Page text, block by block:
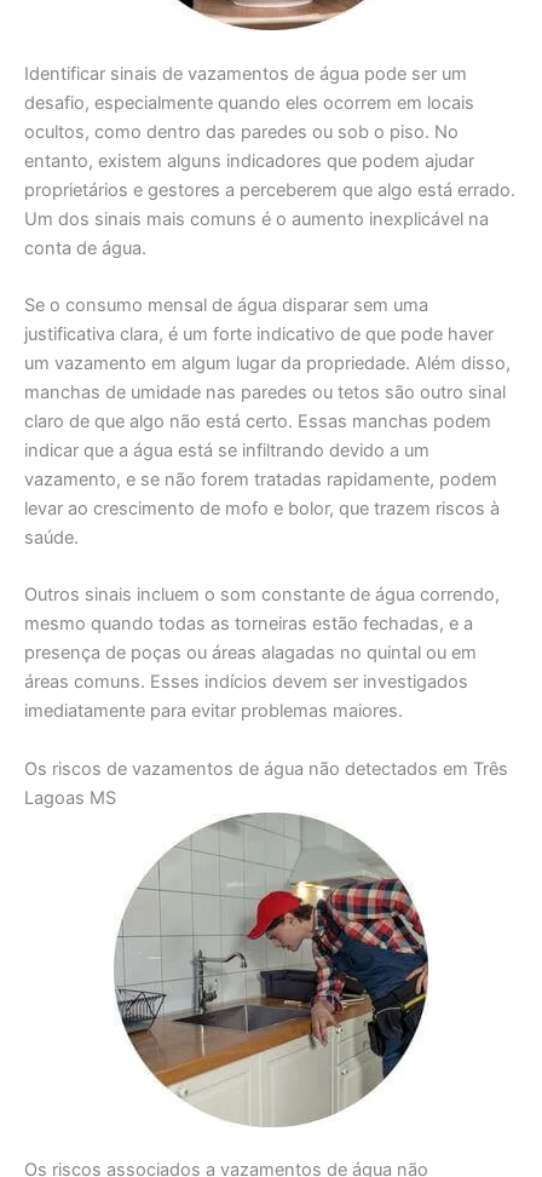
Identificar sinais de vazamentos de água pode ser um
desafio, especialmente quando eles ocorrem em locais
ocultos, como dentro das paredes ou sob o piso. No
entanto, existem alguns indicadores que podem ajudar
proprietários e gestores a perceberem que algo está errado.
Um dos sinais mais comuns é o aumento inexplicável na
conta de água.
Se o consumo mensal de água disparar sem uma
justificativa clara, é um forte indicativo de que pode haver
um vazamento em algum lugar da propriedade. Além disso,
manchas de umidade nas paredes ou tetos são outro sinal
claro de que algo não está certo. Essas manchas podem
indicar que a água está se infiltrando devido a um
vazamento, e se não forem tratadas rapidamente, podem
levar ao crescimento de mofo e bolor, que trazem riscos à
saúde.
Outros sinais incluem o som constante de água correndo,
mesmo quando todas as torneiras estão fechadas, e a
presença de poças ou áreas alagadas no quintal ou em
áreas comuns. Esses indícios devem ser investigados
imediatamente para evitar problemas maiores.
Os riscos de vazamentos de água não detectados em Três
Lagoas MS
Os riscos associados a vazamentos de água não